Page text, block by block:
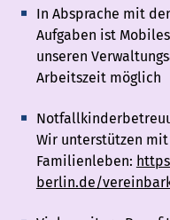
In Absprache mit
Aufgaben ist
unseren
Arbeitszeit möglich
Wir unterstützen
Familienleben:
berlin.de/